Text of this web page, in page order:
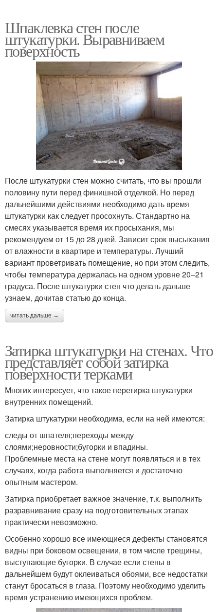
Шпаклевка стен после
штукатурки. Выравниваем
поверхность
После штукатурки стен можно считать, что вы прошли
половину пути перед финишной отделкой. Но перед
дальнейшими действиями необходимо дать время
штукатурки как следует просохнуть. Стандартно на
смесях указывается время их просыхания, мы
рекомендуем от 15 до 28 дней. Зависит срок высыхания
от влажности в квартире и температуры. Лучший
вариант проветривать помещение, но при этом следить,
чтобы температура держалась на одном уровне 20–21
градуса. После штукатурки стен что делать дальше
узнаем, дочитав статью до конца.
читать дальше →
Затирка штукатурки на стенах. Что
представляет собой затирка
поверхности терками
Многих интересует, что такое перетирка штукатурки
внутренних помещений.
Затирка штукатурки необходима, если на ней имеются:
следы от шпателя;переходы между
слоями;неровности;бугорки и впадины.
Проблемные места на стене могут появляться и в тех
случаях, когда работа выполняется и достаточно
опытным мастером.
Затирка приобретает важное значение, т.к. выполнить
разравнивание сразу на подготовительных этапах
практически невозможно.
Особенно хорошо все имеющиеся дефекты становятся
видны при боковом освещении, в том числе трещины,
выступающие бугорки. В случае если стены в
дальнейшем будут оклеиваться обоями, все недостатки
станут бросаться в глаза. Поэтому необходимо уделить
время устранению имеющихся проблем.